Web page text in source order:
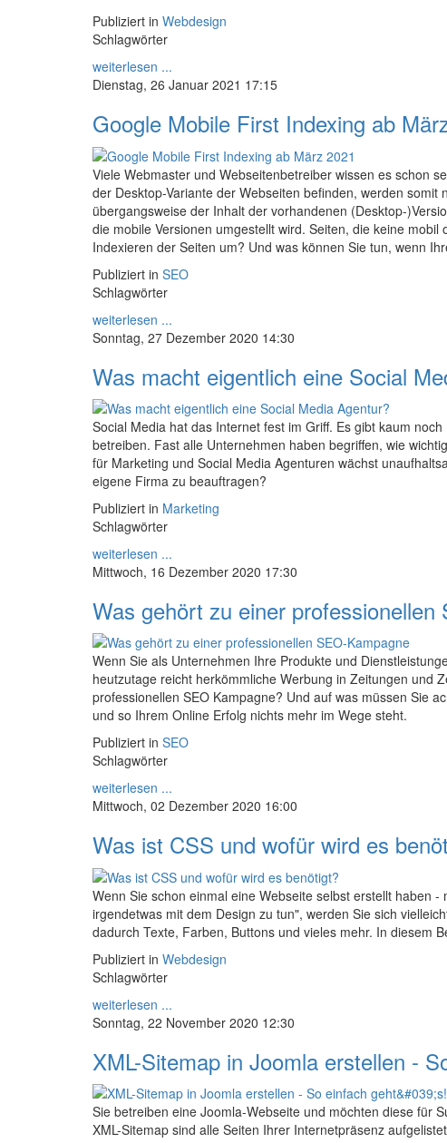
Publiziert in Webdesign
Schlagwörter
weiterlesen ...
Dienstag, 26 Januar 2021 17:15
Google Mobile First Indexing ab
Viele Webmaster und Webseitenbetreiber wissen es schon
der Desktop-Variante der Webseiten befinden, werden
übergangsweise der Inhalt der vorhandenen (Desktop-
die mobile Versionen umgestellt wird. Seiten, die keine
Indexieren der Seiten um? Und was können Sie tun, wenn
Publiziert in SEO
Schlagwörter
weiterlesen ...
Sonntag, 27 Dezember 2020 14:30
Was macht eigentlich eine Social
Social Media hat das Internet fest im Griff. Es gibt kaum
betreiben. Fast alle Unternehmen haben begriffen, wie
für Marketing und Social Media Agenturen wächst
eigene Firma zu beauftragen?
Publiziert in Marketing
Schlagwörter
weiterlesen ...
Mittwoch, 16 Dezember 2020 17:30
Was gehört zu einer professionellen
Wenn Sie als Unternehmen Ihre Produkte und
heutzutage reicht herkömmliche Werbung in Zeitungen und
professionellen SEO Kampagne? Und auf was müssen Sie
und so Ihrem Online Erfolg nichts mehr im Wege steht.
Publiziert in SEO
Schlagwörter
weiterlesen ...
Mittwoch, 02 Dezember 2020 16:00
Was ist CSS und wofür wird es
Wenn Sie schon einmal eine Webseite selbst erstellt haben
irgendetwas mit dem Design zu tun", werden Sie sich
dadurch Texte, Farben, Buttons und vieles mehr. In diesem
Publiziert in Webdesign
Schlagwörter
weiterlesen ...
Sonntag, 22 November 2020 12:30
XML-Sitemap in Joomla erstellen -
Sie betreiben eine Joomla-Webseite und möchten diese für
XML-Sitemap sind alle Seiten Ihrer Internetpräsenz